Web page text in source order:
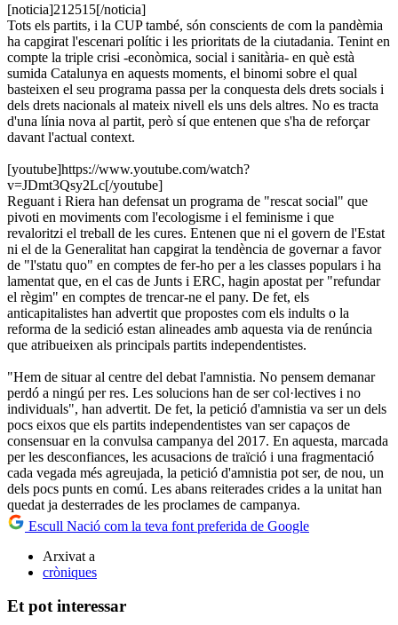
[noticia]212515[/noticia]
Tots els partits, i la CUP també, són conscients de com la pandèmia
ha capgirat l'escenari polític i les prioritats de la ciutadania. Tenint en
compte la triple crisi -econòmica, social i sanitària- en què està
sumida Catalunya en aquests moments, el binomi sobre el qual
basteixen el seu programa passa per la conquesta dels drets socials i
dels drets nacionals al mateix nivell els uns dels altres. No es tracta
d'una línia nova al partit, però sí que entenen que s'ha de reforçar
davant l'actual context.
[youtube]https://www.youtube.com/watch?
v=JDmt3Qsy2Lc[/youtube]
Reguant i Riera han defensat un programa de "rescat social" que
pivoti en moviments com l'ecologisme i el feminisme i que
revaloritzi el treball de les cures. Entenen que ni el govern de l'Estat
ni el de la Generalitat han capgirat la tendència de governar a favor
de "l'statu quo" en comptes de fer-ho per a les classes populars i ha
lamentat que, en el cas de Junts i ERC, hagin apostat per "refundar
el règim" en comptes de trencar-ne el pany. De fet, els
anticapitalistes han advertit que propostes com els indults o la
reforma de la sedició estan alineades amb aquesta via de renúncia
que atribueixen als principals partits independentistes.
"Hem de situar al centre del debat l'amnistia. No pensem demanar
perdó a ningú per res. Les solucions han de ser col·lectives i no
individuals", han advertit. De fet, la petició d'amnistia va ser un dels
pocs eixos que els partits independentistes van ser capaços de
consensuar en la convulsa campanya del 2017. En aquesta, marcada
per les desconfiances, les acusacions de traïció i una fragmentació
cada vegada més agreujada, la petició d'amnistia pot ser, de nou, un
dels pocs punts en comú. Les abans reiterades crides a la unitat han
quedat ja desterrades de les proclames de campanya.
Escull Nació com la teva font preferida de Google
Arxivat a
cròniques
Et pot interessar